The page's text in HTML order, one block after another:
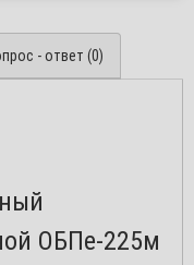
- ответ (0)
ОБПе-225м